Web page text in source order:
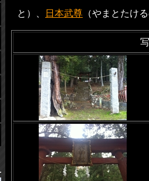
と）、
日本武尊 （やまとたけ